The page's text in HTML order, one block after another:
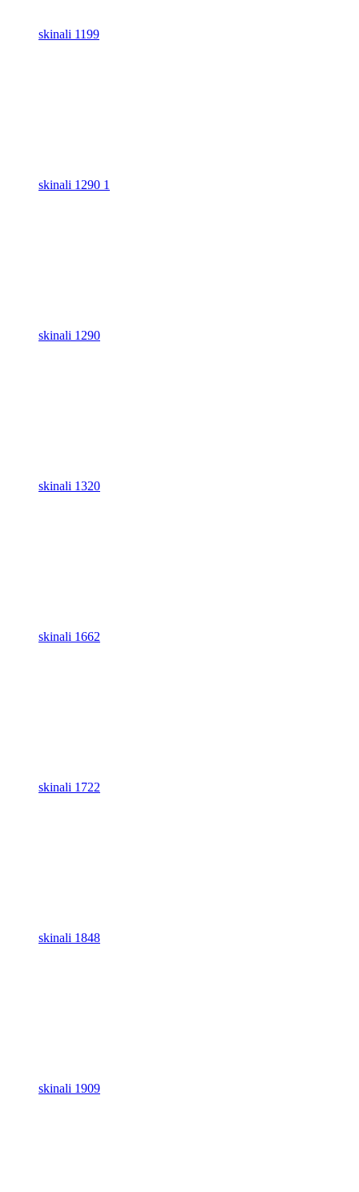
skinali 1199
skinali 1290 1
skinali 1290
skinali 1320
skinali 1662
skinali 1722
skinali 1848
skinali 1909